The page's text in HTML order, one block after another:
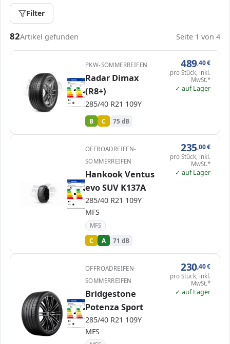
Filter
Passende Reifen in 285/40 R21
82Artikel gefunden Seite 1 von 4
ENERG 1000000
Radar DSC0161
285/40 R21 109Y C1
A
B B
C
D
E
A
B
C C
D
E
75 dB
PKW-SOMMERREIFEN
Radar Dimax
(R8+)
285/40 R21 109Y
B C 75 dB
489,40€
pro Stück, inkl.
MwSt.*
✓ auf Lager
ENERG
Hankook
1035176
285/40 R21 109Y
C1
C C C
71 dB A
OFFROADREIFEN-
SOMMERREIFEN
Hankook Ventus
evo SUV K137A
285/40 R21 109Y
MFS
MFS
C A 71 dB
235,00€
pro Stück, inkl.
MwSt.*
✓ auf Lager
ENERG
Bridgestone
23295
285/40 R21 109Y
C1
C C C
73 dB B
OFFROADREIFEN-
SOMMERREIFEN
Bridgestone
Potenza Sport
285/40 R21 109Y
MFS
230,40€
pro Stück, inkl.
MwSt.*
✓ auf Lager